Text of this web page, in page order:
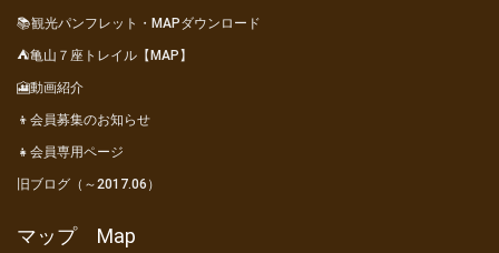
📚観光パンフレット・MAPダウンロード
⛺亀山７座トレイル【MAP】
🎦動画紹介
👦会員募集のお知らせ
👧会員専用ページ
旧ブログ（～2017.06）
マップ Map